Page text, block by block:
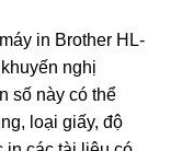
in Brother HL-
nghị
số này có thể
loại giấy, độ